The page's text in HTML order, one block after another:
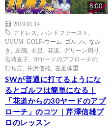
8:00
2019.01.14
アドレス
ハンドファースト
UUUM GOLF-ウーム ゴルフ-
なみ
き
左腕 右足 花道 グリーン周り
宮崎宣子
30ヤードのアプローチの
打ち方
芹沢信雄 左足体重
SWが普通に打てるようにな
るとゴルフは簡単になる｜
「花道からの30ヤードのアプ
ローチ」のコツ｜芹澤信雄プ
ロのレッスン